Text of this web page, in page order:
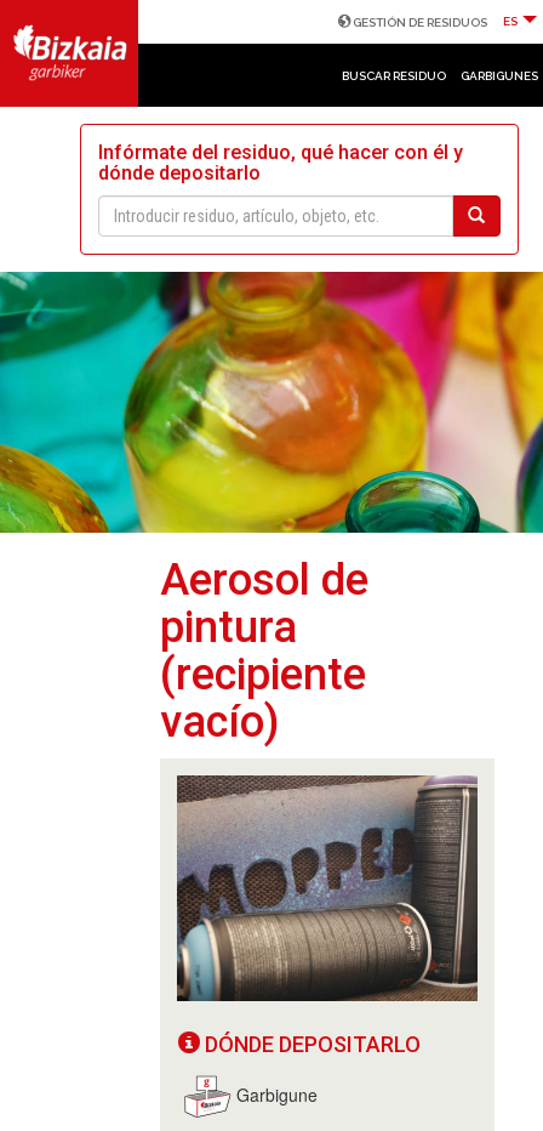
GESTIÓN DE RESIDUOS ES
BUSCAR RESIDUO GARBIGUNES
Infórmate del residuo, qué hacer con él y
dónde depositarlo
Aerosol de
pintura
(recipiente
vacío)
DÓNDE DEPOSITARLO
Garbigune